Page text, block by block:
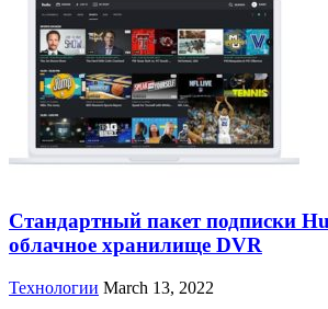
Стандартный пакет подписки
облачное хранилище DVR
Технологии March 13, 2022